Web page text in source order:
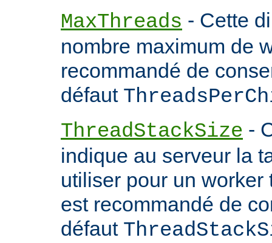
MaxThreads - Cette
nombre maximum de
recommandé de
défaut
ThreadStackSize -
indique au serveur la
utiliser pour un
est recommandé de
défaut